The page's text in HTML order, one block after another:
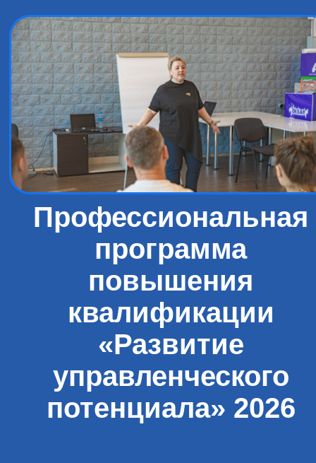
Профессиональная
программа
повышения
квалификации
«Развитие
управленческого
потенциала» 2026